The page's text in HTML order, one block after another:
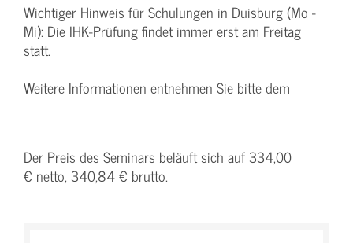
Wichtiger Hinweis für Schulungen in Duisburg (Mo -
Mi): Die IHK-Prüfung findet immer erst am Freitag
statt.
Weitere Informationen entnehmen Sie bitte dem
Der Preis des Seminars beläuft sich auf 334,00
€ netto, 340,84 € brutto.